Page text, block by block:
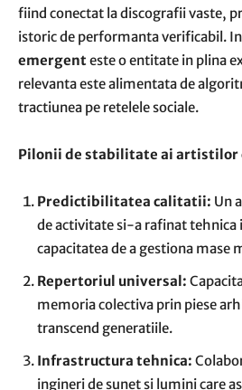
fiind conectat la discografii vaste,
istoric de performanta verificabil.
emergent este o entitate in plina
relevanta este alimentata de
tractiunea pe retelele sociale.
Pilonii de stabilitate ai artistilor
Predictibilitatea calitatii: Un
de activitate si-a rafinat tehnica
capacitatea de a gestiona mase
Repertoriul universal:
memoria colectiva prin piese
transcend generatiile.
Infrastructura tehnica:
ingineri de sunet si lumini care